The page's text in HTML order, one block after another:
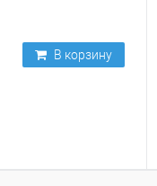
В корзину